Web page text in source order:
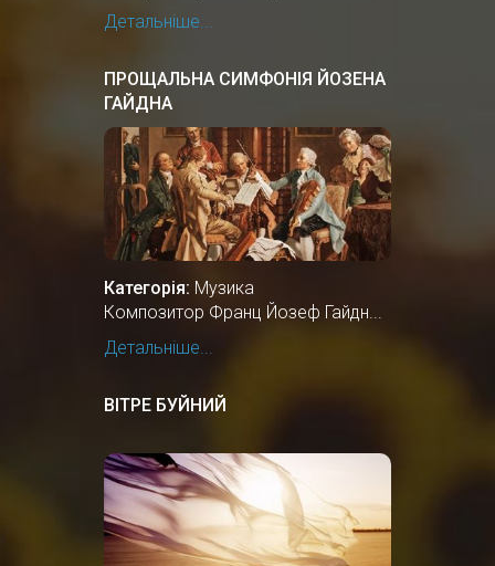
Детальніше...
ПРОЩАЛЬНА СИМФОНІЯ ЙОЗЕНА
ГАЙДНА
Категорія: Музика
Композитор Франц Йозеф Гайдн...
Детальніше...
ВІТРЕ БУЙНИЙ